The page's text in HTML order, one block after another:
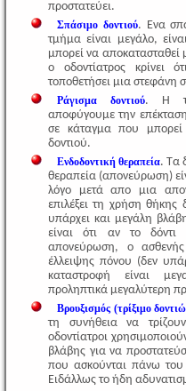
προστατεύει.
Σπάσιμο δοντιού. Ενα
τμήμα είναι μεγάλο,
μπορεί να
ο οδοντίατρος κρίνει
τοποθετήσει μια
Ράγισμα δοντιού. Η
αποφύγουμε την επέκταση
σε κάταγμα που
δοντιού.
Ενδοδοντική θεραπεία. Τα
θεραπεία (απονεύρωση)
λόγο μετά απο μια
επιλέξει τη χρήση θήκης
υπάρχει και μεγάλη
είναι ότι αν το δόντι
απονεύρωση, ο
έλλειψης πόνου (δεν
καταστροφή είναι
προληπτικά μεγαλύτερη
Βρουξισμός (τρίξιμο
τη συνήθεια να
οδοντίατροι
βλάβης για να
που ασκούνται πάνω
Ειδάλλως το ήδη